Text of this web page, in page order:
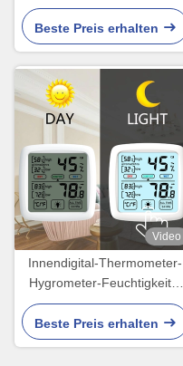
Meter-Prüfvorrichtung mit
Warnungs-Sensor
Beste Preis erhalten
Video
Innendigital-Thermometer-
Hygrometer-Feuchtigkeits-
Meter im Freien für den
Brutkasten kombiniert
Beste Preis erhalten